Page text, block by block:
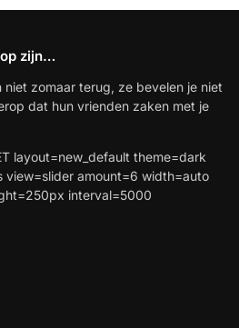
zijn…
zomaar terug, ze bevelen je niet
dat hun vrienden zaken met je
layout=new_default theme=dark
amount=6 width=auto
interval=5000